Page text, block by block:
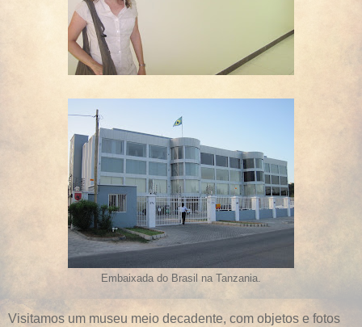
Embaixada do Brasil na Tanzania.
Visitamos um museu meio decadente, com objetos e fotos